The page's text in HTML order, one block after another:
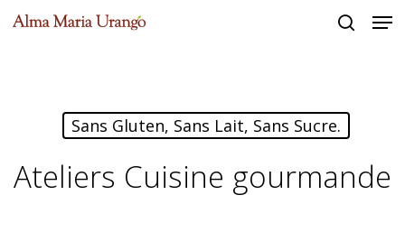
Skip
Sans Gluten, Sans Lait, Sans Sucre.
Ateliers Cuisine gourmande